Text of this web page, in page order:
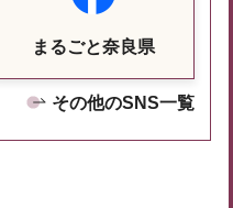
まるごと奈良県
その他のSNS一覧